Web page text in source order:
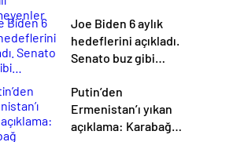
Joe Biden 6 aylık
hedeflerini açıkladı.
Senato buz gibi…
Putin’den
Ermenistan’ı yıkan
açıklama: Karabağ